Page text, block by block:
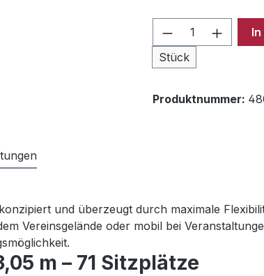
Produkt
Stück
Produktnummer:
und überzeugt durch maximale
Vereinsgelände oder mobil bei
m – 71 Sitzplätze